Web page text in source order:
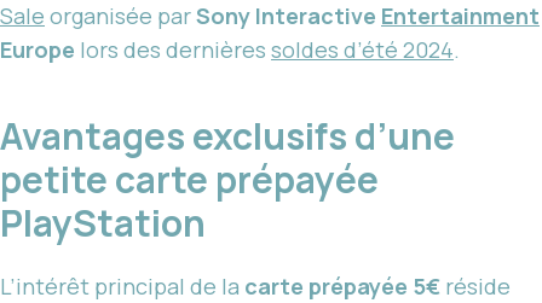
Sale organisée parSony Interactive Entertainment
Europe lors des dernières soldes d’été 2024.
Avantages exclusifs d’une
petite carte prépayée
PlayStation
L’intérêt principal de la carte prépayée 5€ réside